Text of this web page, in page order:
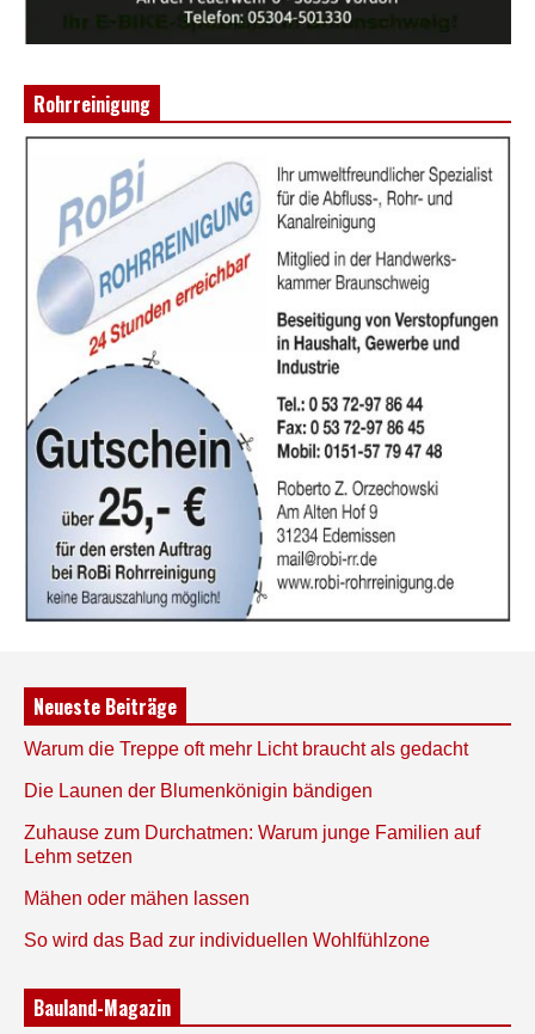
Rohrreinigung
Neueste Beiträge
Warum die Treppe oft mehr Licht braucht als gedacht
Die Launen der Blumenkönigin bändigen
Zuhause zum Durchatmen: Warum junge Familien auf
Lehm setzen
Mähen oder mähen lassen
So wird das Bad zur individuellen Wohlfühlzone
Bauland-Magazin